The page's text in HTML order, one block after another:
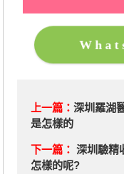
上一篇： 深圳羅湖
是怎樣的
下一篇： 深圳驗精
怎樣的呢?